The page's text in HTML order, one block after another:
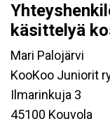
käsittelyä
Mari Palojärvi
KooKoo Juniorit
Ilmarinkuja 3
45100 Kouvola